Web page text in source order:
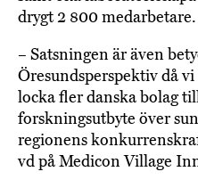
drygt 2 800 medarbetare.
– Satsningen är även
Öresundsperspektiv då
locka fler danska bolag
forskningsutbyte över
regionens
vd på Medicon Village